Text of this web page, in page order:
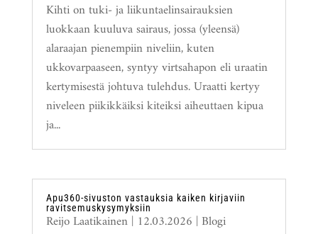
Kihti on tuki- ja liikuntaelinsairauksien
luokkaan kuuluva sairaus, jossa (yleensä)
alaraajan pienempiin niveliin, kuten
ukkovarpaaseen, syntyy virtsahapon eli uraatin
kertymisestä johtuva tulehdus. Uraatti kertyy
niveleen piikikkäiksi kiteiksi aiheuttaen kipua
ja...
Apu360-sivuston vastauksia kaiken kirjaviin
ravitsemuskysymyksiin
Reijo Laatikainen| 12.03.2026 | Blogi